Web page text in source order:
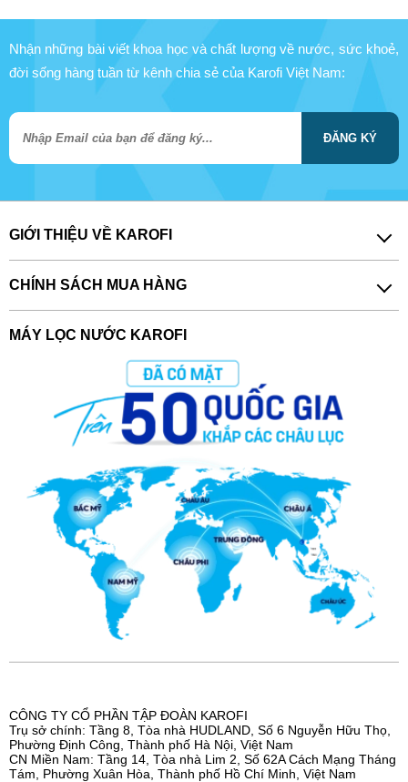
Nhận những bài viết khoa học và chất lượng về nước, sức khoẻ,
đời sống hàng tuần từ kênh chia sẻ của Karofi Việt Nam:
ĐĂNG KÝ
GIỚI THIỆU VỀ KAROFI
CHÍNH SÁCH MUA HÀNG
MÁY LỌC NƯỚC KAROFI
CÔNG TY CỔ PHẦN TẬP ĐOÀN KAROFI
Trụ sở chính: Tầng 8, Tòa nhà HUDLAND, Số 6 Nguyễn Hữu Thọ,
Phường Định Công, Thành phố Hà Nội, Việt Nam
CN Miền Nam: Tầng 14, Tòa nhà Lim 2, Số 62A Cách Mạng Tháng
Tám, Phường Xuân Hòa, Thành phố Hồ Chí Minh, Việt Nam